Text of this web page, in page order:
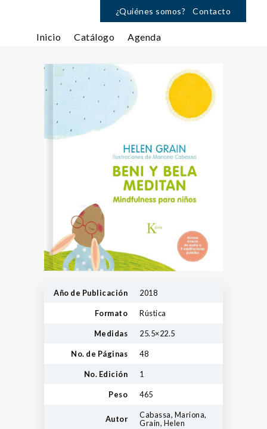
¿Quiénes somos? Contacto
Inicio Catálogo Agenda
Año de Publicación 2018
Formato Rústica
Medidas 25.5×22.5
No. de Páginas 48
No. Edición 1
Peso 465
Autor
Cabassa, Mariona,
Grain, Helen